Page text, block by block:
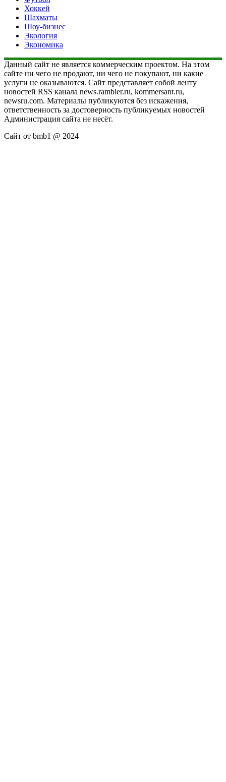
Хоккей
Шахматы
Шоу-бизнес
Экология
Экономика
Данный сайт не является коммерческим проектом. На этом
сайте ни чего не продают, ни чего не покупают, ни какие
услуги не оказываются. Сайт представляет собой ленту
новостей RSS канала news.rambler.ru, kommersant.ru,
newsru.com. Материалы публикуются без искажения,
ответственность за достоверность публикуемых новостей
Администрация сайта не несёт.
Сайт от bmb1 @ 2024